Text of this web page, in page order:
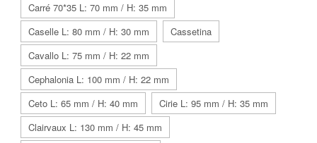
Carré 70*35 L: 70 mm / H: 35 mm
Caselle L: 80 mm / H: 30 mm
Cassetina
Cavallo L: 75 mm / H: 22 mm
Cephalonia L: 100 mm / H: 22 mm
Ceto L: 65 mm / H: 40 mm
Cirie L: 95 mm / H: 35 mm
Clairvaux L: 130 mm / H: 45 mm